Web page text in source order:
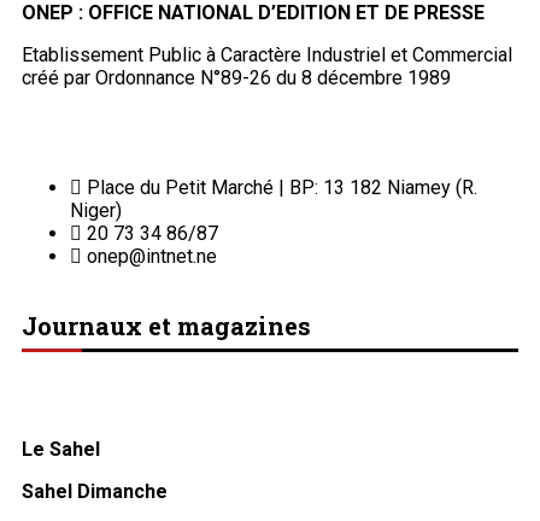
ONEP : OFFICE NATIONAL D’EDITION ET DE PRESSE
Etablissement Public à Caractère Industriel et Commercial
créé par Ordonnance N°89-26 du 8 décembre 1989
Place du Petit Marché | BP: 13 182 Niamey (R.
Niger)
20 73 34 86/87
onep@intnet.ne
Journaux et magazines
Le Sahel
Sahel Dimanche